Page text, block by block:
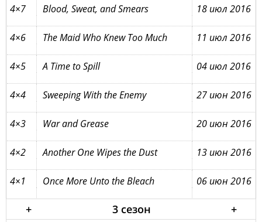
4×7 Blood, Sweat, and Smears 18 июл 2016
4×6 The Maid Who Knew Too Much 11 июл 2016
4×5 A Time to Spill 04 июл 2016
4×4 Sweeping With the Enemy 27 июн 2016
4×3 War and Grease 20 июн 2016
4×2 Another One Wipes the Dust 13 июн 2016
4×1 Once More Unto the Bleach 06 июн 2016
+ 3 сезон
+